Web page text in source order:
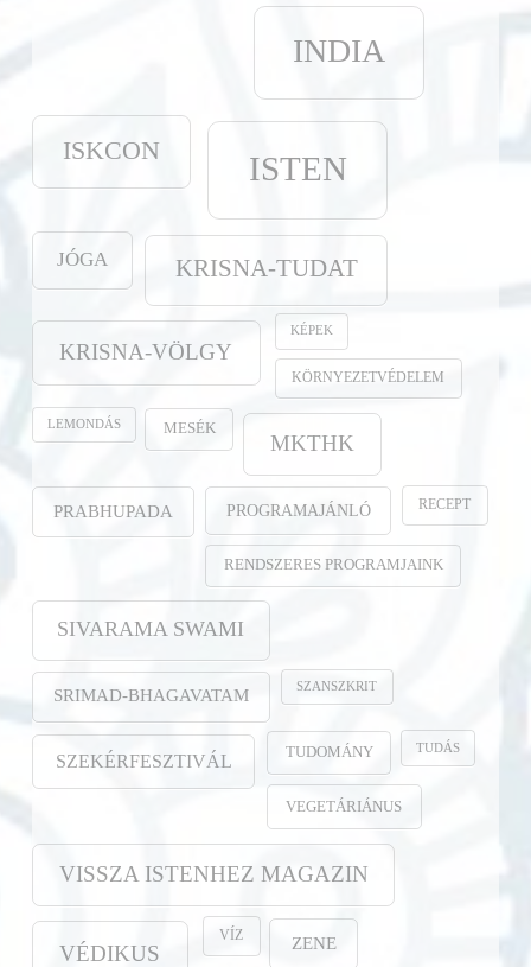
INDIA
ISKCON ISTEN
JÓGA KRISNA-TUDAT
KRISNA-VÖLGY
KÉPEK
KÖRNYEZETVÉDELEM
LEMONDÁS MESÉK
MKTHK
PRABHUPADA PROGRAMAJÁNLÓ RECEPT
RENDSZERES PROGRAMJAINK
SIVARAMA SWAMI
SRIMAD-BHAGAVATAM SZANSZKRIT
SZEKÉRFESZTIVÁL TUDOMÁNY TUDÁS
VEGETÁRIÁNUS
VISSZA ISTENHEZ MAGAZIN
VÉDIKUS
VÍZ ZENE